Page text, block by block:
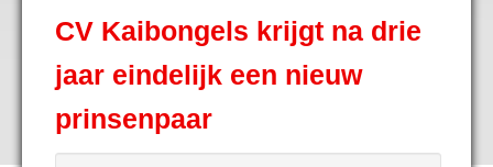
CV Kaibongels krijgt na drie
jaar eindelijk een nieuw
prinsenpaar